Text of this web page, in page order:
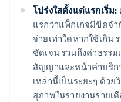
โปร่งใสตั้งแต่แรกเริ่ม:
แรกว่าแพ็กเกจมีขีดจํ
จ่ายเท่าใดหากใช้เกิน
ชัดเจน รวมถึงค่าธรร
สัญญาและหน้าค่าบริก
เหล่านี้เป็นระยะๆ ด้ว
สุภาพในรายงานรายเ